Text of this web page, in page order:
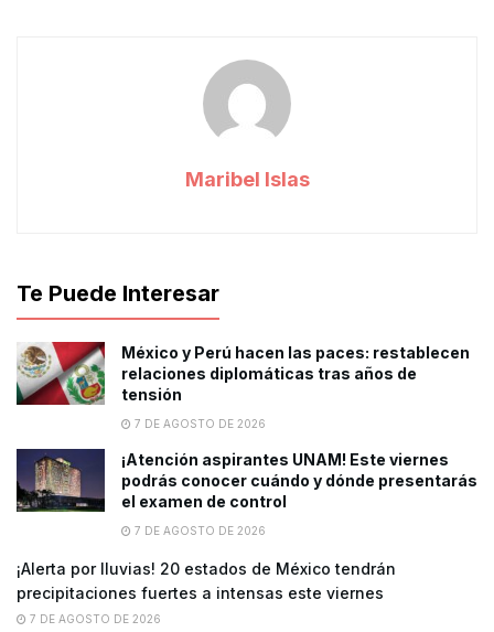
Maribel Islas
Te Puede Interesar
México y Perú hacen las paces: restablecen
relaciones diplomáticas tras años de
tensión
7 DE AGOSTO DE 2026
¡Atención aspirantes UNAM! Este viernes
podrás conocer cuándo y dónde presentarás
el examen de control
7 DE AGOSTO DE 2026
¡Alerta por lluvias! 20 estados de México tendrán
precipitaciones fuertes a intensas este viernes
7 DE AGOSTO DE 2026